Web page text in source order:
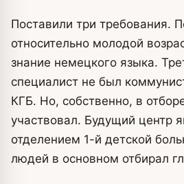
Поставили три требования.
относительно молодой
знание немецкого языка.
специалист не был
КГБ. Но, собственно, в
участвовал. Будущий центр
отделением 1-й детской
людей в основном отбирал